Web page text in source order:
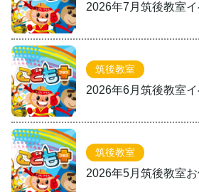
2026年7月筑後教室
筑後教室
2026年6月筑後教室
筑後教室
2026年5月筑後教室お